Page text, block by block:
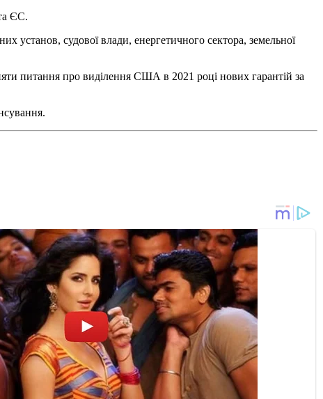
ЄС.
установ, судової влади, енергетичного сектора, земельної
питання про виділення США в 2021 році нових гарантій за